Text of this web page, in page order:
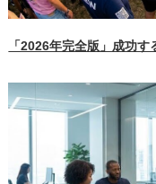
「2026年完全版」成功